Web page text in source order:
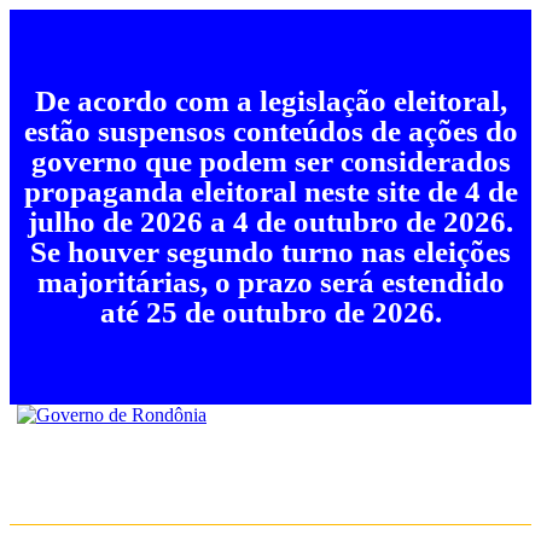
De acordo com a legislação eleitoral,
estão suspensos conteúdos de ações do
governo que podem ser considerados
propaganda eleitoral neste site de 4 de
julho de 2026 a 4 de outubro de 2026.
Se houver segundo turno nas eleições
majoritárias, o prazo será estendido
até 25 de outubro de 2026.